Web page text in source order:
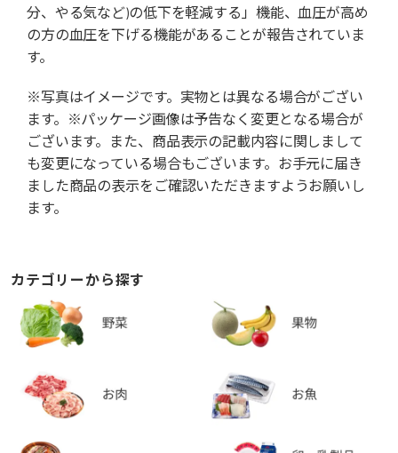
分、やる気など)の低下を軽減する」機能、血圧が高め
の方の血圧を下げる機能があることが報告されていま
す。
※写真はイメージです。実物とは異なる場合がござい
ます。※パッケージ画像は予告なく変更となる場合が
ございます。また、商品表示の記載内容に関しまして
も変更になっている場合もございます。お手元に届き
ました商品の表示をご確認いただきますようお願いし
ます。
カテゴリーから探す